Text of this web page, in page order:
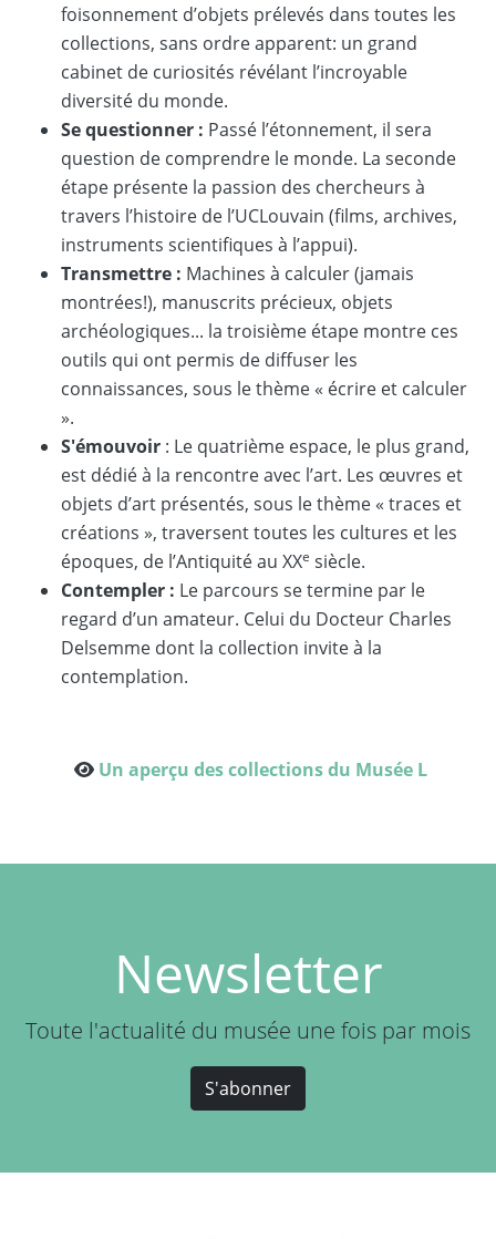
foisonnement d’objets prélevés dans toutes les
collections, sans ordre apparent: un grand
cabinet de curiosités révélant l’incroyable
diversité du monde.
Se questionner : Passé l’étonnement, il sera
question de comprendre le monde. La seconde
étape présente la passion des chercheurs à
travers l’histoire de l’UCLouvain (films, archives,
instruments scientifiques à l’appui).
Transmettre : Machines à calculer (jamais
montrées!), manuscrits précieux, objets
archéologiques... la troisième étape montre ces
outils qui ont permis de diffuser les
connaissances, sous le thème « écrire et calculer
».
S'émouvoir : Le quatrième espace, le plus grand,
est dédié à la rencontre avec l’art. Les œuvres et
objets d’art présentés, sous le thème « traces et
créations », traversent toutes les cultures et les
époques, de l’Antiquité au XXe siècle.
Contempler : Le parcours se termine par le
regard d’un amateur. Celui du Docteur Charles
Delsemme dont la collection invite à la
contemplation.
Un aperçu des collections du Musée L
Newsletter
Toute l'actualité du musée une fois par mois
S'abonner